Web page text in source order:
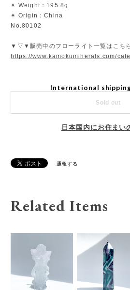
✴︎ Weight：195.8g
✴︎ Origin：China
No.80102
▼▽▼販売中のフローライト一覧はこ
https://www.kamokuminerals.com/
International
Sold out
日本国内にお住まい
通報する
Related Items